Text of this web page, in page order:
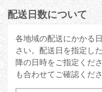
配送日数について
各地域の配送にかかる
さい。配送日を指定し
降の日時をご指定くだ
も合わせてご確認くださ